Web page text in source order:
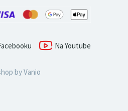
Youtube
byVanio